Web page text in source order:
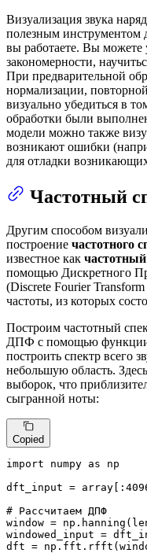
Визуализация звука
полезным инструментом
вы работаете. Вы можете
закономерности,
При предварительной
нормализации,
визуально убедиться в
обработки были
модели можно также
возникают ошибки
для отладки
Частотный
Другим способом
построение частотного
известное как
помощью Дискретного
(Discrete Fourier
частоты, из которых
Построим частотный
ДПФ с помощью
построить спектр всего
небольшую область.
выборок, что
сыгранной ноты:
Copied
import numpy as np
dft_input = array[:
# Рассчитаем ДПФ
window = np.hanning(
windowed_input =
dft =